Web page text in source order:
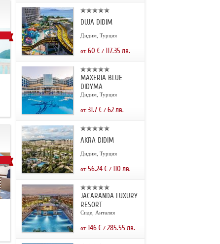
DUJA DIDIM
Дидим, Турция
от: 60 €/ 117.35 лв.
MAXERIA BLUE
DIDYMA
Дидим, Турция
от: 31.7€/ 62лв.
AKRA DIDIM
Дидим, Турция
от: 56.24€/ 110 лв.
JACARANDA LUXURY
RESORT
Сиде, Анталия
от: 146€/ 285.55 лв.